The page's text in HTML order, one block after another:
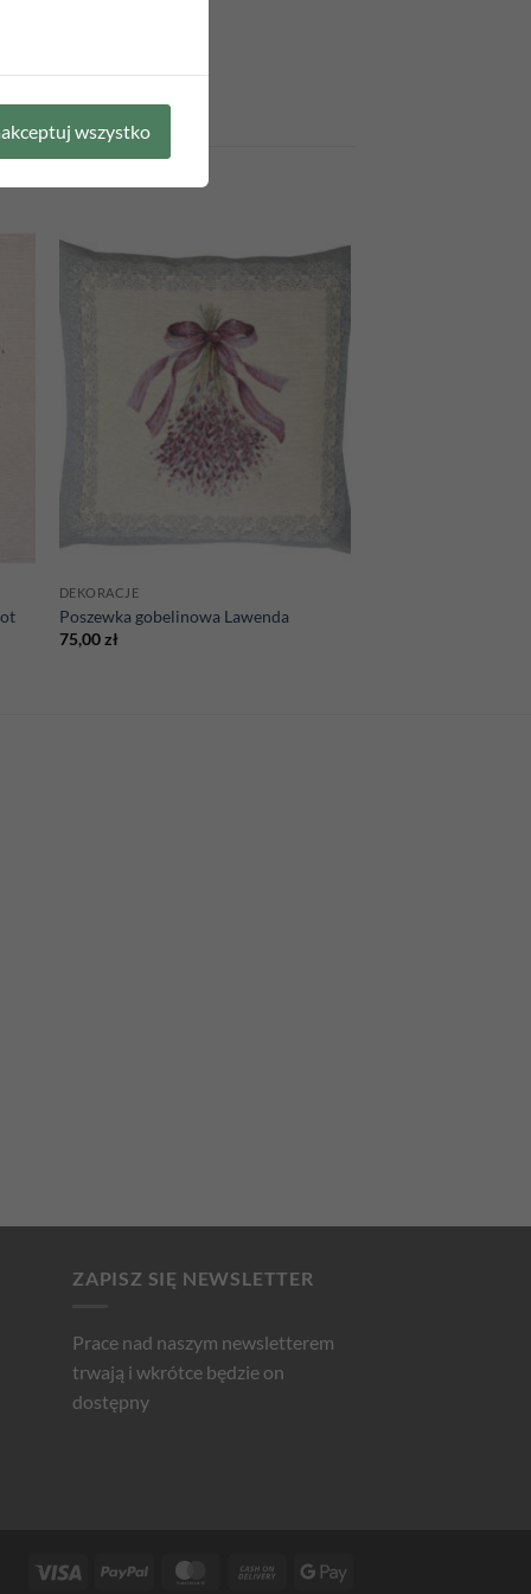
DEKORACJE
Poszewka gobelinowa Lawenda
75,00zł
ZAPISZ SIĘ NEWSLETTER
Prace nad naszym newsletterem
trwają i wkrótce będzie on
dostępny
Visa PayPal MasterCardCash
Google
wszystko